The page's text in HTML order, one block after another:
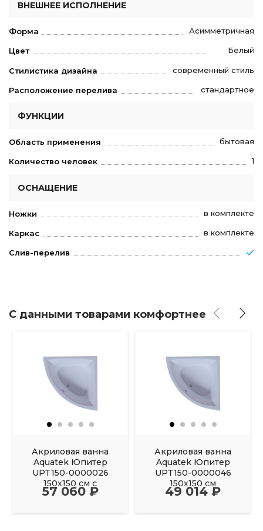
ВНЕШНЕЕ ИСПОЛНЕНИЕ
Форма Асимметричная
Цвет Белый
Стилистика дизайна современный стиль
Расположение перелива стандартное
ФУНКЦИИ
Область применения бытовая
Количество человек 1
ОСНАЩЕНИЕ
Ножки в комплекте
Каркас в комплекте
Слив-перелив
С данными товарами комфортнее
Акриловая ванна
Aquatek Юпитер
UPT150-0000026
150х150 см с
фронтальным
57 060 ₽
Акриловая ванна
Aquatek Юпитер
UPT150-0000046
150х150 см
49 014 ₽